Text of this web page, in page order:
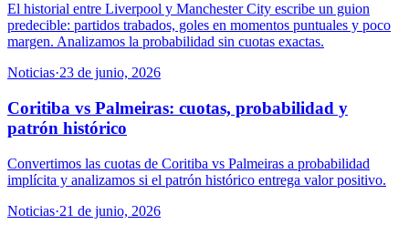
El historial entre Liverpool y Manchester City escribe un guion
predecible: partidos trabados, goles en momentos puntuales y poco
margen. Analizamos la probabilidad sin cuotas exactas.
Noticias·23 de junio, 2026
Coritiba vs Palmeiras: cuotas, probabilidad y
patrón histórico
Convertimos las cuotas de Coritiba vs Palmeiras a probabilidad
implícita y analizamos si el patrón histórico entrega valor positivo.
Noticias·21 de junio, 2026